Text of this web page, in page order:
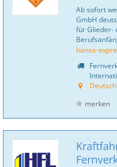
Ab sofort
GmbH
für Glieder-
hansa-
merken